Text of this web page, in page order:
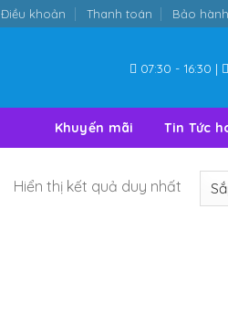
Điều khoản Thanh toán Bảo hành
07:30 - 16:30 |
Khuyến mãi Tin Tức
Hiển thị kết quả duy nhất